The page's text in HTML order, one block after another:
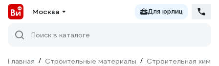
Москва Для юрлиц
Поиск в каталоге
Главная / Строительные материалы / Строительная химия